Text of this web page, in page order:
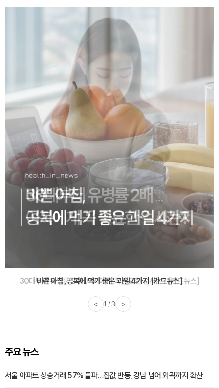
30대부터 유병률 2배...여자에게 꼭 필요한 검사는? [카드뉴스]
< 2 / 3 >
주요 뉴스
서울 아파트 상승거래 57% 돌파…집값 반등, 강남 넘어 외곽까지 확산